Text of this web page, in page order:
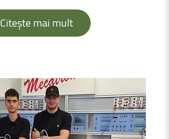
Citește mai mult